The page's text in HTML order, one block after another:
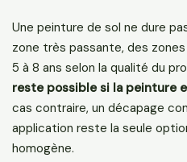
Une peinture de sol ne dure
zone très passante, des
5 à 8 ans selon la qualité du
reste possible si la peinture
cas contraire, un décapage
application reste la seule
homogène.